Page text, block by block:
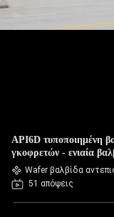
API6D τυποποιημένη
γκοφρετών - ενιαία
δίσκων DN200
Wafer βαλβίδα
51 απόψεις